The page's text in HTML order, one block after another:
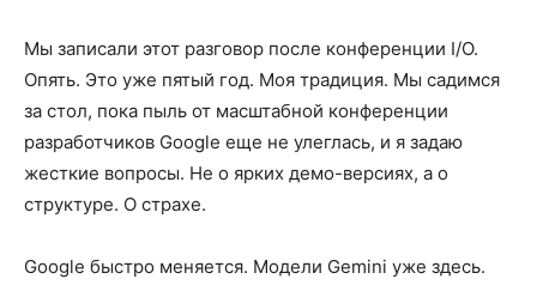
Мы записали этот разговор после конференции I/O.
Опять. Это уже пятый год. Моя традиция. Мы садимся
за стол, пока пыль от масштабной конференции
разработчиков Google еще не улеглась, и я задаю
жесткие вопросы. Не о ярких демо-версиях, а о
структуре. О страхе.
Google быстро меняется. Модели Gemini уже здесь.